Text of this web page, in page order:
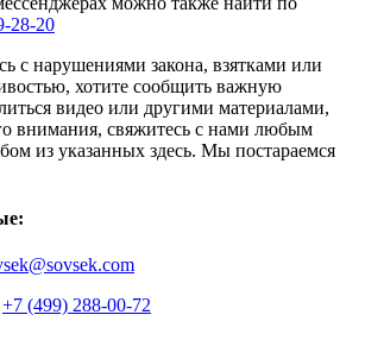
28-20
с нарушениями закона, взятками или
хотите сообщить важную
видео или другими материалами,
внимания, свяжитесь с нами любым
из указанных здесь. Мы постараемся
+7 (499) 288-00-72